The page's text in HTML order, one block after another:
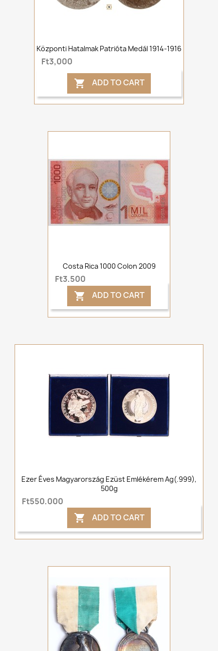
Központi Hatalmak Patrióta Medál 1914-1916
Ft3,000
 ADD TO CART
Costa Rica 1000 Colon 2009
Ft3,500
 ADD TO CART
Ezer Éves Magyarország Ezüst Emlékérem Ag(.999),
500g
Ft550,000
 ADD TO CART